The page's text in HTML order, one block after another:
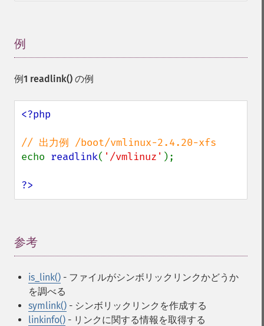
例
例1 readlink() の例
<?php
echo readlink( '/vmlinuz' );
?>
参考
is_link() - ファイルがシンボリックリンクかどうか
を調べる
symlink() - シンボリックリンクを作成する
linkinfo() - リンクに関する情報を取得する